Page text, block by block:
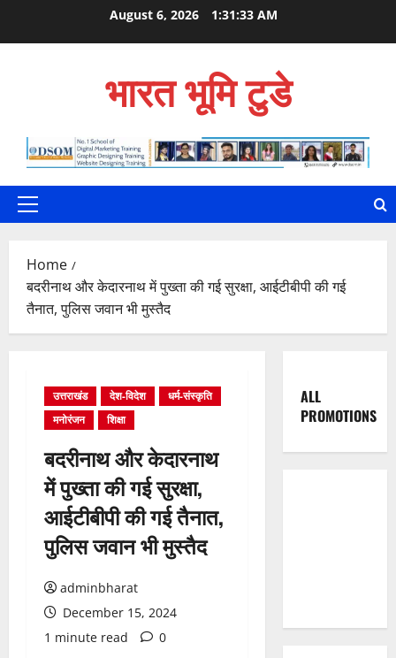
August 6, 2026 1:31:34 AM
भारत भूमि टुडे
Primary
Home
बदरीनाथ और केदारनाथ में पुख्ता की गई सुरक्षा, आईटीबीपी की गई
तैनात, पुलिस जवान भी मुस्तैद
उत्तराखंड देश-विदेश
धर्म-संस्कृति
मनोरंजन
शिक्षा
बदरीनाथ और केदारनाथ
में पुख्ता की गई सुरक्षा,
आईटीबीपी की गई तैनात,
पुलिस जवान भी मुस्तैद
adminbharat
December 15, 2024
1 minute read
0
ALL
PROMOTIONS